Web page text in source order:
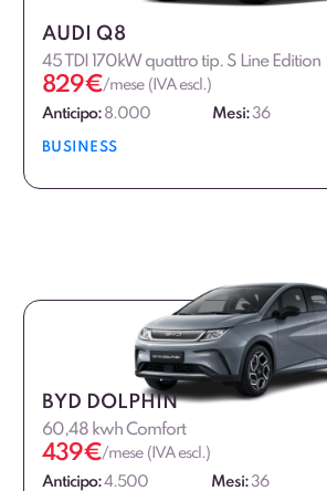
AUDI Q8
45 TDI 170kW quattro tip. S Line Edition
829€/mese (IVA escl.)
Anticipo:8.000 Mesi:36
BUSINESS
BYD DOLPHIN
60,48 kwh Comfort
439€/mese (IVA escl.)
Anticipo:4.500 Mesi:36